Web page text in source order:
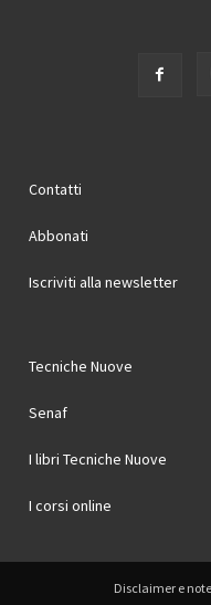
Contatti
Abbonati
Iscriviti alla newsletter
Tecniche Nuove
Senaf
I libri Tecniche Nuove
I corsi online
Disclaimer e